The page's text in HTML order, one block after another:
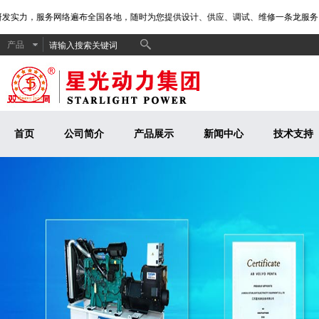
，服务网络遍布全国各地，随时为您提供设计、供应、调试、维修一条龙服务！
产品
首页 公司简介 产品展示 新闻中心 技术支持